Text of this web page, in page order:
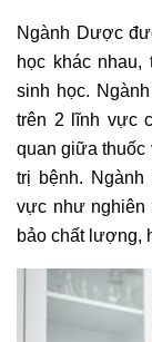
Ngành Dược
học khác
sinh học.
trên 2 lĩnh vực
quan giữa thuốc
trị bệnh.
vực như nghiên
bảo chất lượng,